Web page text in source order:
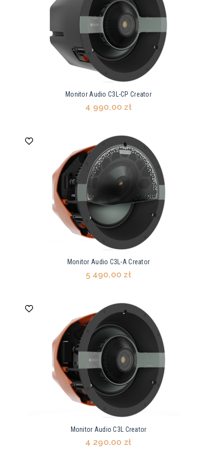
Monitor Audio C3L-CP Creator
4 990,00 zł
Monitor Audio C3L-A Creator
5 490,00 zł
Monitor Audio C3L Creator
4 290,00 zł